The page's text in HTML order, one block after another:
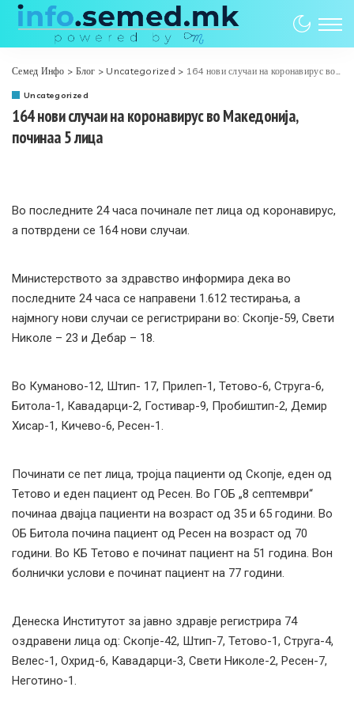
Семед Инфо > Блог > Uncategorized > 164 нови случаи на коронавирус во Македонија, починаа 5 лица
Uncategorized
164 нови случаи на коронавирус во Македонија,
починаа 5 лица
Во последните 24 часа починале пет лица од коронавирус,
а потврдени се 164 нови случаи.
Министерството за здравство информира дека во
последните 24 часа се направени 1.612 тестирања, а
најмногу нови случаи се регистрирани во: Скопје-59, Свети
Николе – 23 и Дебар – 18.
Во Куманово-12, Штип- 17, Прилеп-1, Тетово-6, Струга-6,
Битола-1, Кавадарци-2, Гостивар-9, Пробиштип-2, Демир
Хисар-1, Кичево-6, Ресен-1.
Починати се пет лица, тројца пациенти од Скопје, еден од
Тетово и еден пациент од Ресен. Во ГОБ „8 септември“
починаа двајца пациенти на возраст од 35 и 65 години. Во
ОБ Битола почина пациент од Ресен на возраст од 70
години. Во КБ Тетово е починат пациент на 51 година. Вон
болнички услови е починат пациент на 77 години.
Денеска Институтот за јавно здравје регистрира 74
оздравени лица од: Скопје-42, Штип-7, Тетово-1, Струга-4,
Велес-1, Охрид-6, Кавадарци-3, Свети Николе-2, Ресен-7,
Неготино-1.